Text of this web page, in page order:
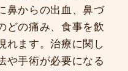
鼻からの出血、鼻づ
どの痛み、食事を飲
れます。治療に関し
や手術が必要になる